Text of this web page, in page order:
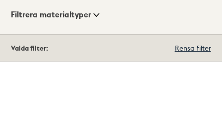
Visningsläge
Filtrera materialtyper
träffar
Valda filter: Rensa filter